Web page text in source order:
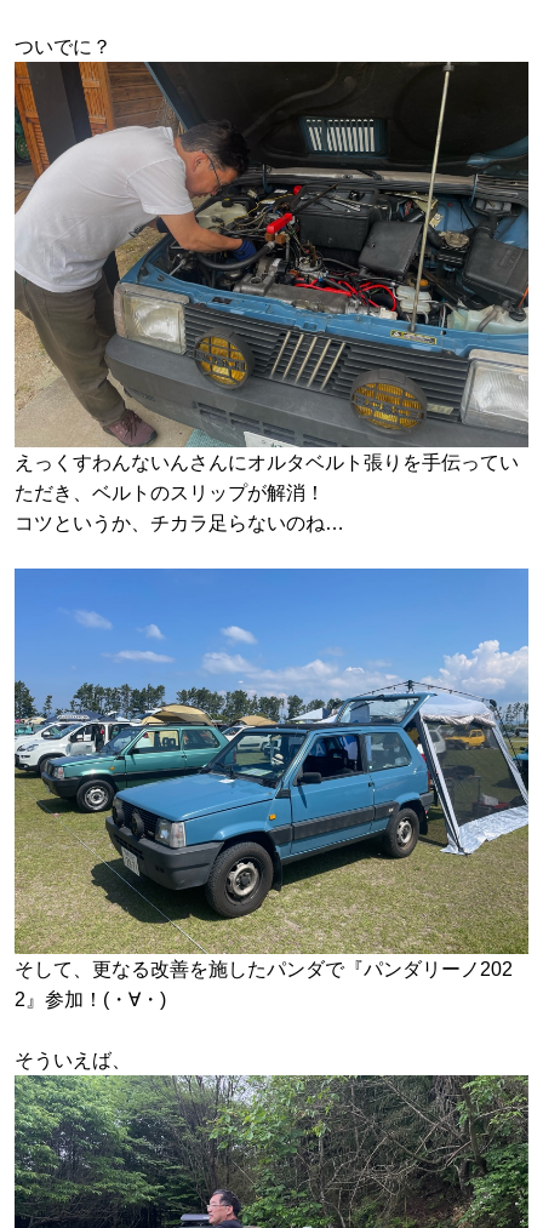
ついでに？
えっくすわんないんさんにオルタベルト張りを手伝ってい
ただき、ベルトのスリップが解消！
コツというか、チカラ足らないのね…
そして、更なる改善を施したパンダで『パンダリーノ202
2』参加！(・∀・)
そういえば、